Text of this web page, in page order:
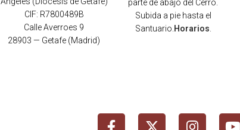
CIF: R7800489B
Calle Averroes 9
28903 — Getafe (Madrid)
parte de abajo del Cerro.
Subida a pie hasta el
Santuario. Horarios